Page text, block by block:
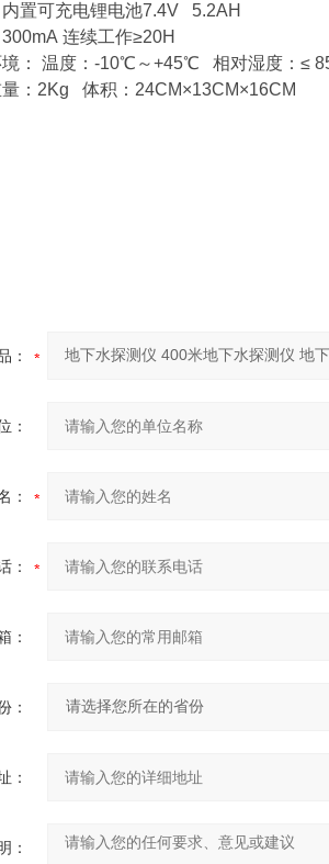
置可充电锂电池7.4V 5.2AH
连续工作≥20H
： 温度：-10℃～+45℃ 相对湿度：≤
：2Kg 体积：24CM×13CM×16CM
：
：
：
：
：
：
：
：